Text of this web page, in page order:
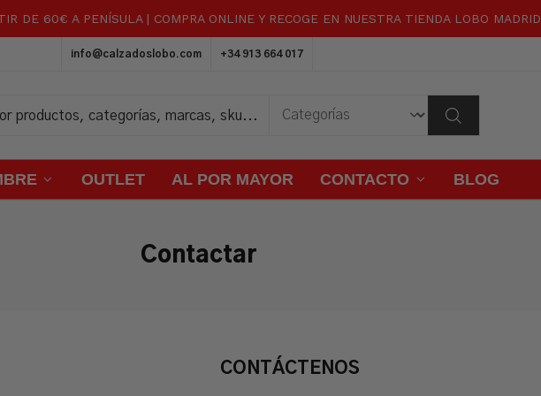
DE 60€ A PENÍSULA | COMPRA ONLINE Y RECOGE EN NUESTRA TIENDA LOBO MADRID
info@calzadoslobo.com +34 913 664 017
OUTLET AL POR MAYOR CONTACTO BLOG
Carrito
Contactar
CONTÁCTENOS